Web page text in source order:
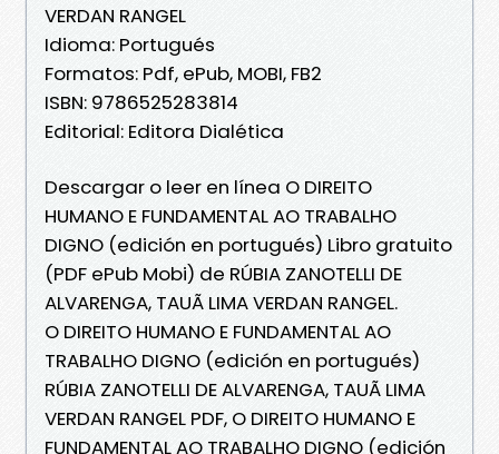
VERDAN RANGEL
Idioma: Portugués
Formatos: Pdf, ePub, MOBI, FB2
ISBN: 9786525283814
Editorial: Editora Dialética
Descargar o leer en línea O DIREITO
HUMANO E FUNDAMENTAL AO TRABALHO
DIGNO (edición en portugués) Libro gratuito
(PDF ePub Mobi) de RÚBIA ZANOTELLI DE
ALVARENGA, TAUÃ LIMA VERDAN RANGEL.
O DIREITO HUMANO E FUNDAMENTAL AO
TRABALHO DIGNO (edición en portugués)
RÚBIA ZANOTELLI DE ALVARENGA, TAUÃ LIMA
VERDAN RANGEL PDF, O DIREITO HUMANO E
FUNDAMENTAL AO TRABALHO DIGNO (edición